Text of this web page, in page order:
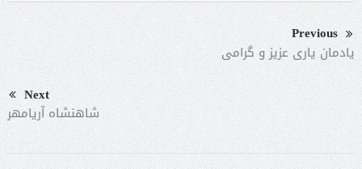
Previous
یادمان یاری عزیز و گرامی
Next
شاهنشاه آریامهر